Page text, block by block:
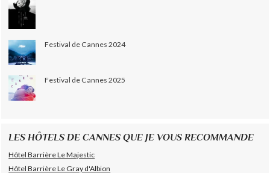
Festival de Cannes 2024
Festival de Cannes 2025
LES HÔTELS DE CANNES QUE JE VOUS RECOMMANDE
Hôtel Barrière Le Majestic
Hôtel Barrière Le Gray d'Albion